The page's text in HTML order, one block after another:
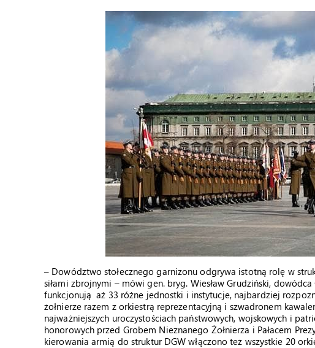
– Dowództwo stołecznego garnizonu odgrywa istotną rolę w
siłami zbrojnymi – mówi gen. bryg. Wiesław Grudziński,
funkcjonują aż 33 różne jednostki i instytucje, najbardziej
żołnierze razem z orkiestrą reprezentacyjną i szwadronem
najważniejszych uroczystościach państwowych, wojskowych i
honorowych przed Grobem Nieznanego Żołnierza i Pałacem
kierowania armią do struktur DGW włączono też wszystkie 20